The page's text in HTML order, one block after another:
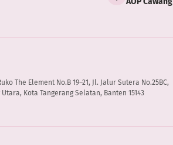
The Element No.B 19–21, Jl. Jalur Sutera No.25BC,
Kota Tangerang Selatan, Banten 15143